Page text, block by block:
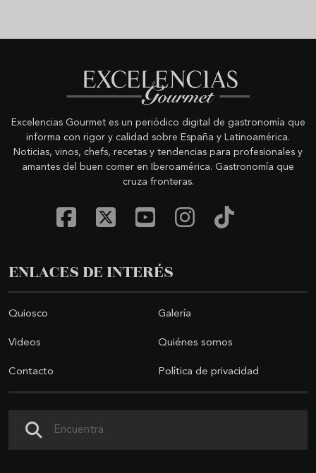
Excelencias Gourmet es un periódico digital de gastronomía que
informa con rigor y calidad sobre España y Latinoamérica.
Noticias, vinos, chefs, recetas y tendencias para profesionales y
amantes del buen comer en Iberoamérica. Gastronomía que
cruza fronteras.
ENLACES DE INTERÉS
Quiosco Galería
Videos Quiénes somos
Contacto Política de privacidad